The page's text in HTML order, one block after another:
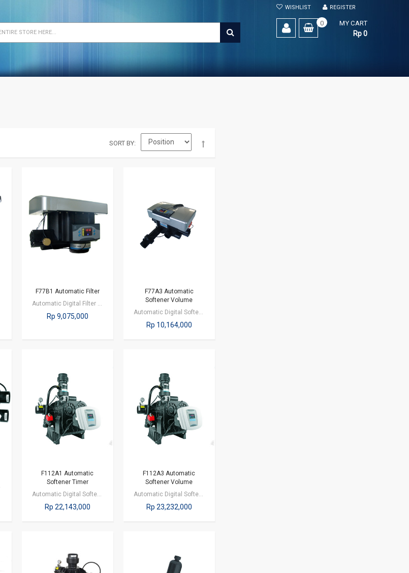
WISHLIST REGISTER
MY CART
0
Rp 0
SORT BY
F77B1 Automatic Filter
Rp 9,075,000
F77A3 Automatic
Softener Volume
Automatic Digital Softener Valve adalah valve untuk mengatur proses filtrasi…
Rp 10,164,000
F112A1 Automatic
Softener Timer
Automatic Digital Softener Timer Control valve ini sangat cocok diaplikasikan…
Rp 22,143,000
F112A3 Automatic
Softener Volume
Automatic Digital Softener Timer Control valve ini sangat cocok diaplikasikan…
Rp 23,232,000